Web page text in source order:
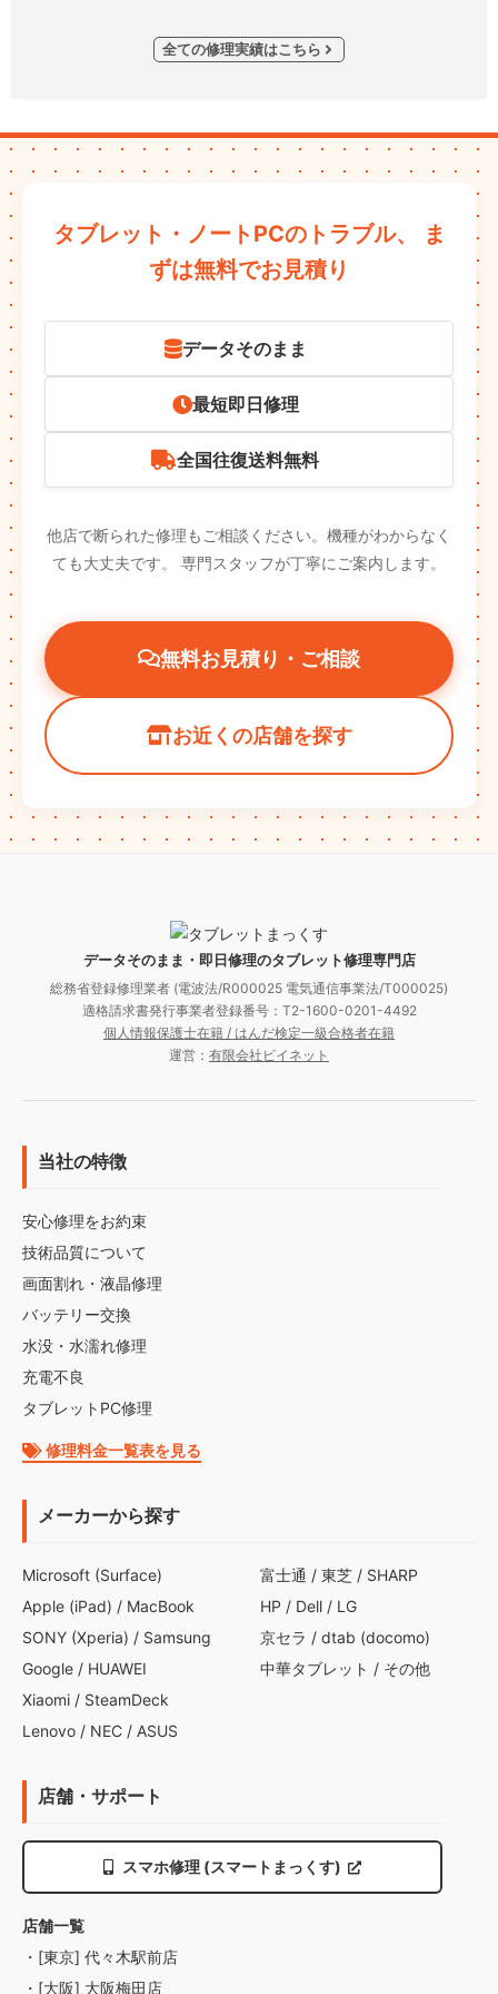
全ての修理実績はこちら
タブレット・ノートPCのトラブル、
ま
ずは無料でお見積り
データそのまま
最短即日修理
全国往復送料無料
他店で断られた修理もご相談ください。機種がわからなく
ても大丈夫です。
専門スタッフが丁寧にご案内します。
無料お見積り・ご相談
お近くの店舗を探す
データそのまま・即日修理のタブレット修理専門店
総務省登録修理業者 (電波法/R000025 電気通信事業法/T000025)
適格請求書発行事業者登録番号：T2-1600-0201-4492
個人情報保護士在籍 / はんだ検定一級合格者在籍
運営： 有限会社ビイネット
当社の特徴
安心修理をお約束
技術品質について
画面割れ・液晶修理
バッテリー交換
水没・水濡れ修理
充電不良
タブレットPC修理
修理料金一覧表を見る
メーカーから探す
Microsoft (Surface)
Apple (iPad) / MacBook
SONY (Xperia) / Samsung
Google / HUAWEI
Xiaomi / SteamDeck
Lenovo / NEC / ASUS
富士通 / 東芝 / SHARP
HP / Dell / LG
京セラ / dtab (docomo)
中華タブレット / その他
店舗・サポート
スマホ修理 (スマートまっくす)
店舗一覧
・[東京] 代々木駅前店
・[大阪] 大阪梅田店